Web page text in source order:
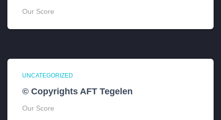
Our Score
UNCATEGORIZED
© Copyrights AFT Tegelen
Our Score